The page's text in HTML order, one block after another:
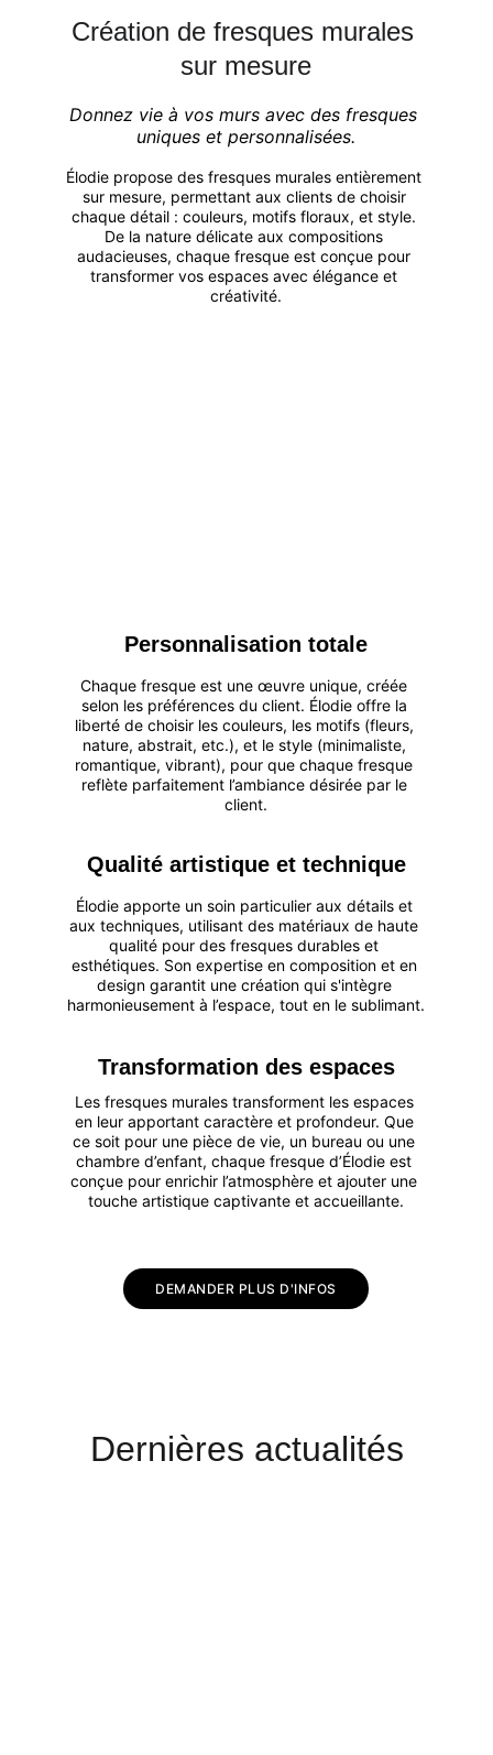
Création de fresques murales
sur mesure
Donnez vie à vos murs avec des fresques
uniques et personnalisées.
Qualité artistique et technique
Élodie apporte un soin particulier aux détails et
aux techniques, utilisant des matériaux de haute
qualité pour des fresques durables et
esthétiques. Son expertise en composition et en
design garantit une création qui s'intègre
harmonieusement à l’espace, tout en le sublimant.
Transformation des espaces
Les fresques murales transforment les espaces
en leur apportant caractère et profondeur. Que
ce soit pour une pièce de vie, un bureau ou une
chambre d’enfant, chaque fresque d’Élodie est
conçue pour enrichir l’atmosphère et ajouter une
touche artistique captivante et accueillante.
Personnalisation totale
Chaque fresque est une œuvre unique, créée
selon les préférences du client. Élodie offre la
liberté de choisir les couleurs, les motifs (fleurs,
nature, abstrait, etc.), et le style (minimaliste,
romantique, vibrant), pour que chaque fresque
reflète parfaitement l’ambiance désirée par le
client.
DEMANDER PLUS D'INFOS
Élodie propose des fresques murales entièrement
sur mesure, permettant aux clients de choisir
chaque détail : couleurs, motifs floraux, et style.
De la nature délicate aux compositions
audacieuses, chaque fresque est conçue pour
transformer vos espaces avec élégance et
créativité.
Dernières actualités